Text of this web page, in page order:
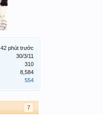
42 phút trước
30/3/11
310
8,584
554
7